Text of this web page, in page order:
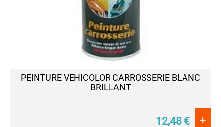
PEINTURE VEHICOLOR CARROSSERIE BLANC
BRILLANT
12,48 € +